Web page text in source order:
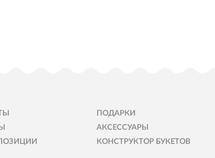
ПОДАРКИ
АКСЕССУАРЫ
КОНСТРУКТОР БУКЕТОВ